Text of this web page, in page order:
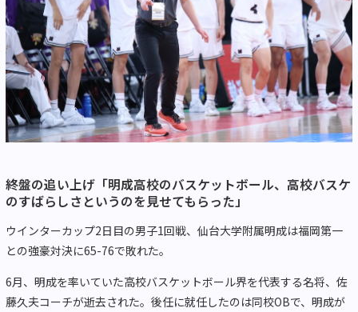
終盤の追い上げ「明成高校のバスケットボール、高校バスケ
のすばらしさというのを見せてもらった」
ウインターカップ2日目の男子1回戦、仙台大学附属明成は福岡第一
との強豪対決に65-76で敗れた。
6月、明成を率いていた高校バスケットボール界を代表する名将、佐
藤久夫コーチが逝去された。後任に就任したのは同校OBで、明成が